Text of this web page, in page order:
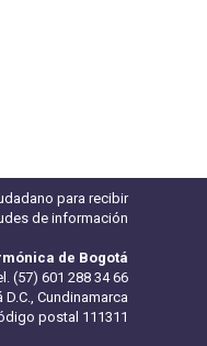
para recibir
de información
de Bogotá
(57) 601 288 34 66
Cundinamarca
postal 111311